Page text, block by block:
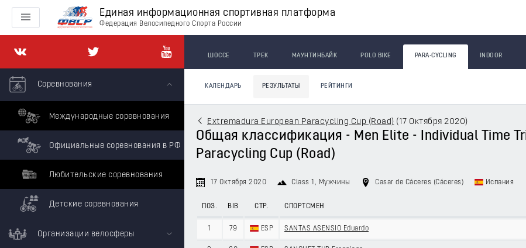
Единая информационная спортивная платформа
Федерация Велосипедного Спорта России
Соревнования
Международные соревнования
Официальные соревнования в РФ
Любительские соревнования
Детские соревнования
Организации велосферы
ШОССЕ ТРЕК МАУНТИНБАЙК POLO BIKE PARA-CYCLING INDOOR
КАЛЕНДАРЬ РЕЗУЛЬТАТЫ РЕЙТИНГИ
Extremadura European Paracycling Cup (Road) (17 Октября 2020)
Общая классификация - Men Elite - Individual Time
Paracycling Cup (Road)
17 Октября 2020 Class 1 , Мужчины Casar de Cáceres (Cáceres) Испания
ПОЗ. BIB СТР. СПОРТСМЕН
1 79 ESP SANTAS ASENSIO Eduardo